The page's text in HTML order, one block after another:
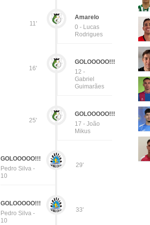
11'
Amarelo
0 - Lucas
Rodrigues
16'
GOLOOOOO!!!
12 -
Gabriel
Guimarães
25'
GOLOOOOO!!!
17 - João
Mikus
29'
GOLOOOOO!!!
Pedro Silva -
10
33'
GOLOOOOO!!!
Pedro Silva -
10